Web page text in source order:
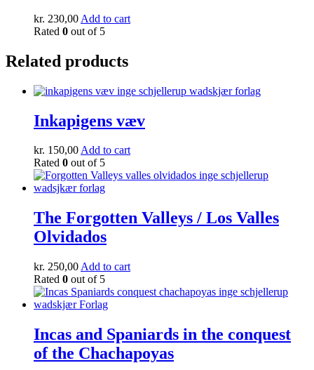
kr. 230,00 Add to cart
Rated 0 out of 5
Related products
Inkapigens væv
kr. 150,00Add to cart
Rated 0 out of 5
The Forgotten Valleys / Los Valles
Olvidados
kr. 250,00 Add to cart
Rated 0 out of 5
Incas and Spaniards in the conquest
of the Chachapoyas